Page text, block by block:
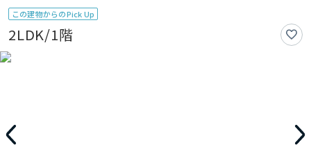
この建物からのPick Up
2LDK/1階